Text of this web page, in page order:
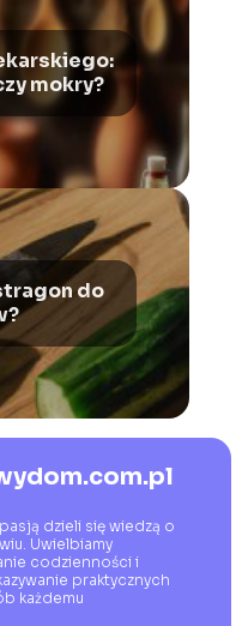
mokry?
do
dzieli się wiedzą o
Uwielbiamy
codzienności i
praktycznych
każdemu